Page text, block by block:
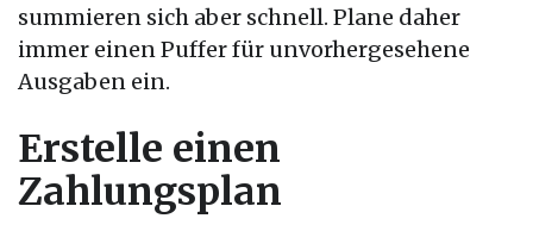
summieren sich aber schnell. Plane daher
immer einen Puffer für unvorhergesehene
Ausgaben ein.
Erstelle einen
Zahlungsplan